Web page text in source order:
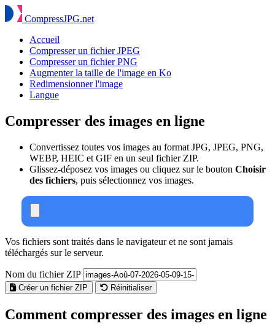
CompressJPG.net
Accueil
Compresser un fichier JPEG
Compresser un fichier PNG
Augmenter la taille de l'image en Ko
Redimensionner l'image
Langue
Compresser des images en ligne
Convertissez toutes vos images au format JPG, JPEG, PNG,
WEBP, HEIC et GIF en un seul fichier ZIP.
Glissez-déposez vos images ou cliquez sur le bouton Choisir
des fichiers, puis sélectionnez vos images.
Vos fichiers sont traités dans le navigateur et ne sont jamais
téléchargés sur le serveur.
Nom du fichier ZIP
Créer un fichier ZIP Réinitialiser
Comment compresser des images en ligne